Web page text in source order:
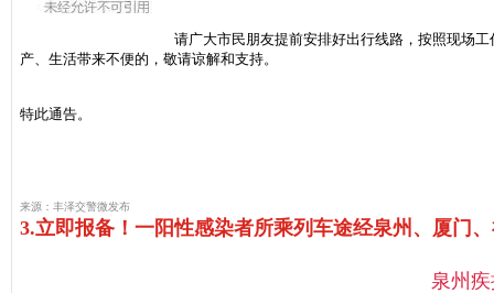
请广大市民朋友提前安排好出行线路，按照现场
产、生活带来不便的，敬请谅解和支持。
特此通告。
来源：丰泽交警微发布
3.立即报备！一阳性感染者所乘列车途经泉州、厦门
泉州